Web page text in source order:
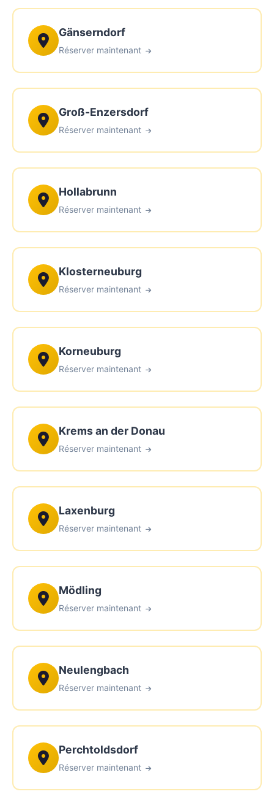
Gänserndorf
Réserver maintenant
Groß-Enzersdorf
Réserver maintenant
Hollabrunn
Réserver maintenant
Klosterneuburg
Réserver maintenant
Korneuburg
Réserver maintenant
Krems an der Donau
Réserver maintenant
Laxenburg
Réserver maintenant
Mödling
Réserver maintenant
Neulengbach
Réserver maintenant
Perchtoldsdorf
Réserver maintenant